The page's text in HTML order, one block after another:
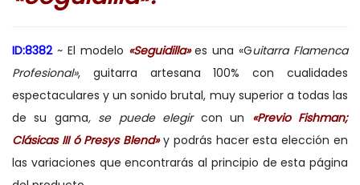
ID:8382~ El modelo «Seguidilla»es una «Guitarra Flamenca
Profesional», guitarra artesana 100% con cualidades
espectaculares y un sonido brutal, muy superior a todas las
de su gama, se puede elegir con un «Previo Fishman;
Clásicas III ó Presys Blend» y podrás hacer esta elección en
las variaciones que encontrarás al principio de esta página